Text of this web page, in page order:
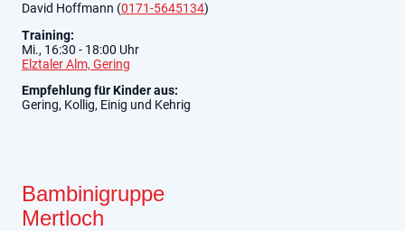
David Hoffmann (0171-5645134)
Training:
Mi., 16:30 - 18:00 Uhr
Elztaler Alm, Gering
Empfehlung für Kinder aus:
Gering, Kollig, Einig und Kehrig
Bambinigruppe
Mertloch